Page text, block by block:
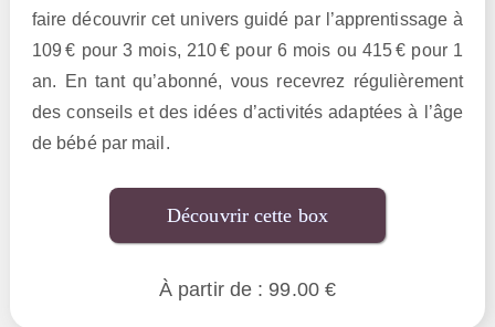
faire découvrir cet univers guidé par l’apprentissage à
109 € pour 3 mois, 210 € pour 6 mois ou 415 € pour 1
an. En tant qu’abonné, vous recevrez régulièrement
des conseils et des idées d’activités adaptées à l’âge
de bébé par mail.
Découvrir cette box
À partir de : 99.00 €